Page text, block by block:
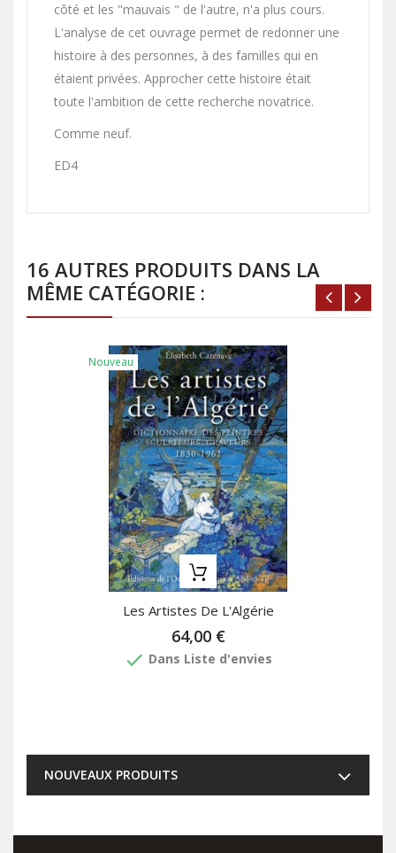
côté et les "mauvais " de l'autre, n'a plus cours.
L'analyse de cet ouvrage permet de redonner une
histoire à des personnes, à des familles qui en
étaient privées. Approcher cette histoire était
toute l'ambition de cette recherche novatrice.
Comme neuf.
ED4
16 AUTRES PRODUITS DANS LA
MÊME CATÉGORIE :
Nouveau
Les Artistes De L'Algérie
64,00 €
done Dans Liste d'envies
NOUVEAUX PRODUITS